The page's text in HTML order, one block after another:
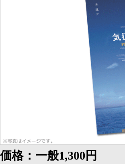
価格：一般1,300円